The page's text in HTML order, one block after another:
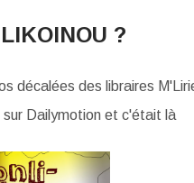
?
décalées des libraires
Dailymotion et c'était là